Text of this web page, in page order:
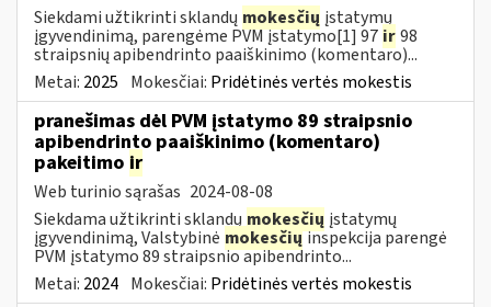
Siekdami užtikrinti sklandų mokesčių įstatymų
įgyvendinimą, parengėme PVM įstatymo[1] 97 ir98
straipsnių apibendrinto paaiškinimo (komentaro)...
Metai: 2025 Mokesčiai: Pridėtinės vertės mokestis
pranešimas dėl PVM įstatymo 89 straipsnio
apibendrinto paaiškinimo (komentaro)
pakeitimo ir
Web turinio sąrašas 2024-08-08
Siekdama užtikrinti sklandų mokesčių įstatymų
įgyvendinimą, Valstybinė mokesčiųinspekcija parengė
PVM įstatymo 89 straipsnio apibendrinto...
Metai: 2024 Mokesčiai: Pridėtinės vertės mokestis